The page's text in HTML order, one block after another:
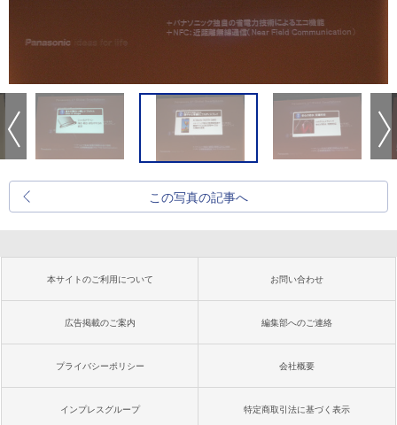
この写真の記事へ
本サイトのご利用について お問い合わせ
広告掲載のご案内 編集部へのご連絡
プライバシーポリシー 会社概要
インプレスグループ 特定商取引法に基づく表示